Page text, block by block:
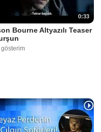
0:33
Bourne Altyazılı Teaser